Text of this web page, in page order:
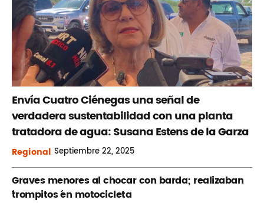
Envía Cuatro Ciénegas una señal de
verdadera sustentabilidad con una planta
tratadora de agua: Susana Estens de la Garza
Regional Septiembre22, 2025
Graves menores al chocar con barda; realizaban
´trompitos ´en motocicleta